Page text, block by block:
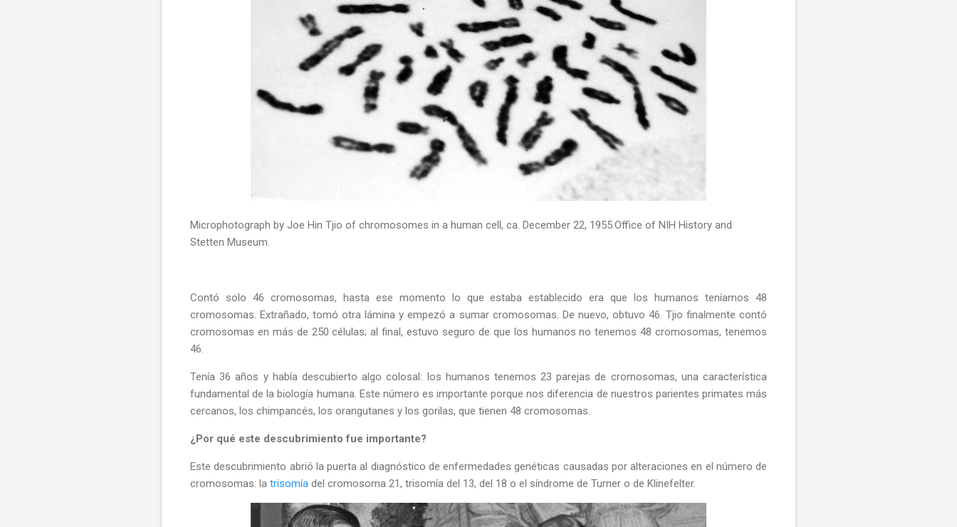
Microphotograph by Joe Hin Tjio of chromosomes in a human cell, ca. December 22, 1955.Office of NIH History and
Stetten Museum.
Contó solo 46 cromosomas, hasta ese momento lo que estaba establecido era que los humanos teníamos 48
cromosomas. Extrañado, tomó otra lámina y empezó a sumar cromosomas. De nuevo, obtuvo 46. Tjio finalmente contó
cromosomas en más de 250 células; al final, estuvo seguro de que los humanos no tenemos 48 cromosomas, tenemos
46.
Tenía 36 años y había descubierto algo colosal: los humanos tenemos 23 parejas de cromosomas, una característica
fundamental de la biología humana. Este número es importante porque nos diferencia de nuestros parientes primates más
cercanos, los chimpancés, los orangutanes y los gorilas, que tienen 48 cromosomas.
¿Por qué este descubrimientofue importante?
Este descubrimiento abrió la puerta al diagnóstico de enfermedades genéticas causadas por alteraciones en el número de
cromosomas: la trisomía del cromosoma 21, trisomía del 13, del 18 o el síndrome de Turner o de Klinefelter.